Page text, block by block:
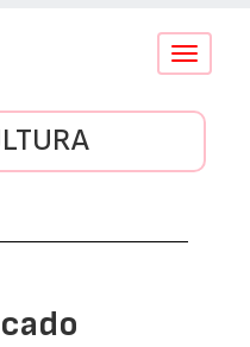
Conmutar